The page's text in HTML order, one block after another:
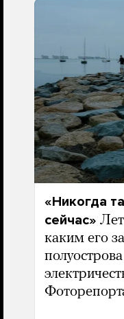
«Никогда
сейчас»
каким его